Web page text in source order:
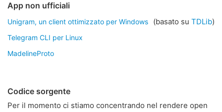
App non ufficiali
Unigram, un client ottimizzato per Windows (basato su TDLib)
Telegram CLI per Linux
MadelineProto
Codice sorgente
Per il momento ci stiamo concentrando nel rendere open